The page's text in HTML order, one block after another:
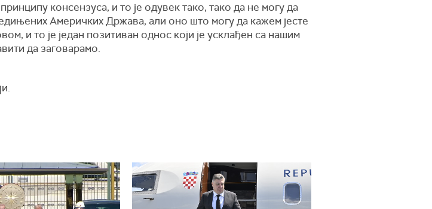
консензуса, и то је одувек тако, тако да не могу да
Америчких Држава, али оно што могу да кажем јесте
и то је један позитиван однос који је усклађен са нашим
да заговарамо.